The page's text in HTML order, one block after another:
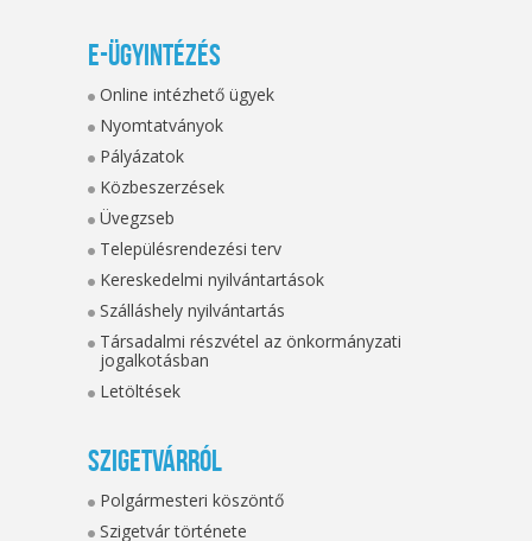
E-ügyintézés
Online intézhető ügyek
Nyomtatványok
Pályázatok
Közbeszerzések
Üvegzseb
Településrendezési terv
Kereskedelmi nyilvántartások
Szálláshely nyilvántartás
Társadalmi részvétel az önkormányzati
jogalkotásban
Letöltések
Szigetvárról
Polgármesteri köszöntő
Szigetvár története